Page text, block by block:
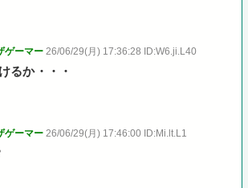
ゲーマー 26/06/29(月) 17:36:28 ID:W6.ji.L40
るか・・・
ゲーマー 26/06/29(月) 17:46:00 ID:Mi.lt.L1